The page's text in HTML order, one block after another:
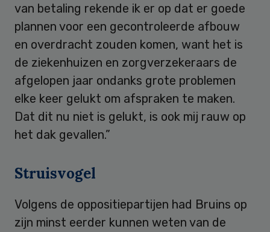
van betaling rekende ik er op dat er goede
plannen voor een gecontroleerde afbouw
en overdracht zouden komen, want het is
de ziekenhuizen en zorgverzekeraars de
afgelopen jaar ondanks grote problemen
elke keer gelukt om afspraken te maken.
Dat dit nu niet is gelukt, is ook mij rauw op
het dak gevallen.”
Struisvogel
Volgens de oppositiepartijen had Bruins op
zijn minst eerder kunnen weten van de